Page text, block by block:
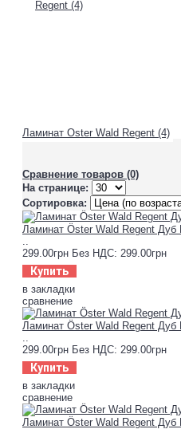
Ламинат Oster Wald Regent (4)
Сравнение товаров (0)
На странице:
Сортировка:
Ламинат Öster Wald Regent Дуб
299.00грн Без НДС: 299.00грн
Купить
в закладки
сравнение
Ламинат Öster Wald Regent Дуб
299.00грн Без НДС: 299.00грн
Купить
в закладки
сравнение
Ламинат Öster Wald Regent Дуб